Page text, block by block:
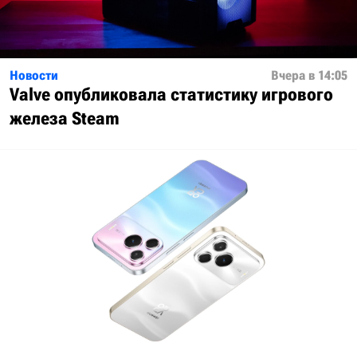
Новости Вчера в 14:05
Valve опубликовала статистику игрового
железа Steam